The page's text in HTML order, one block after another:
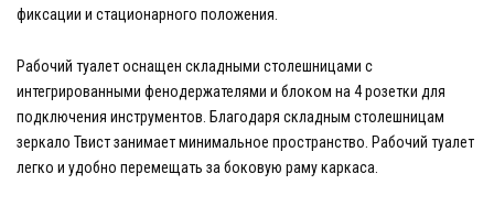
фиксации и стационарного положения.
Рабочий туалет оснащен складными столешницами с
интегрированными фенодержателями и блоком на 4 розетки для
подключения инструментов. Благодаря складным столешницам
зеркало Твист занимает минимальное пространство. Рабочий туалет
легко и удобно перемещать за боковую раму каркаса.